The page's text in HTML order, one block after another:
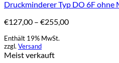
mehrere
auf.
Die
Optionen
können
Druckminderer Typ DO 6F ohne
€127,00 – €255,00Preisspanne:
Enthält 19% MwSt.
zzgl. Versand
Meist verkauft